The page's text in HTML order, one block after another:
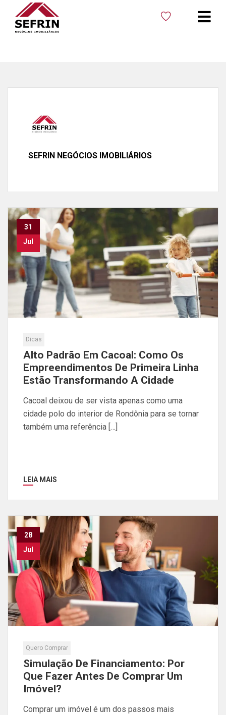
Início»Blog »Arquivos para Sefrin Negócios Imobiliários
SEFRIN NEGÓCIOS IMOBILIÁRIOS
31
Jul
Dicas
Alto Padrão Em Cacoal: Como Os
Empreendimentos De Primeira Linha
Estão Transformando A Cidade
Cacoal deixou de ser vista apenas como uma
cidade polo do interior de Rondônia para se tornar
também uma referência […]
LEIA MAIS
28
Jul
Quero Comprar
Simulação De Financiamento: Por
Que Fazer Antes De Comprar Um
Imóvel?
Comprar um imóvel é um dos passos mais
Paginação
de
posts